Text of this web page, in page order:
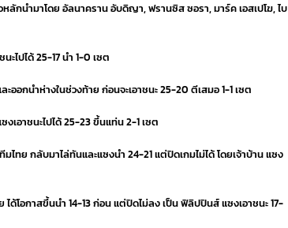
ส์2019
กนำมาโดย อัลนาคราน อับดิญา, ฟรานซิส ซอรา, มาร์ค เอสเปโฆ, ไบ
ะไปได้ 25-17 นำ 1-0 เซต
อกนำห่างในช่วงท้าย ก่อนจะเอาชนะ 25-20 ตีเสมอ 1-1 เซต
เอาชนะไปได้ 25-23 ขึ้นแท่น 2-1 เซต
ย กลับมาไล่ทันและแซงนำ 24-21 แต่ปิดเกมไม่ได้ โดยเจ้าบ้าน แซง
โอกาสขึ้นนำ 14-13 ก่อน แต่ปิดไม่ลง เป็น ฟิลิปปินส์ แซงเอาชนะ 17-